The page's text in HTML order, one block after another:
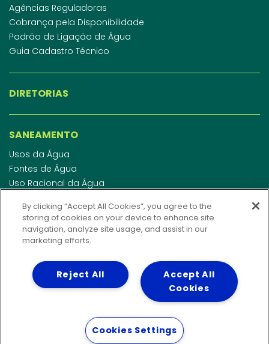
Agências Reguladoras
Cobrança pela Disponibilidade
Padrão de Ligação de Água
Guia Cadastro Técnico
DIRETORIAS
SANEAMENTO
Usos da Água
Fontes de Água
Uso Racional da Água
Esgotamento Sanitário
Regulamento de Água e Esgoto
Indicadores de qualidade da água
INVESTIDORES
By clicking “Accept All Cookies”, you agree to the
storing of cookies on your device to enhance site
navigation, analyze site usage, and assist in our
marketing efforts.
Accept All
Cookies
Reject All
Cookies Settings